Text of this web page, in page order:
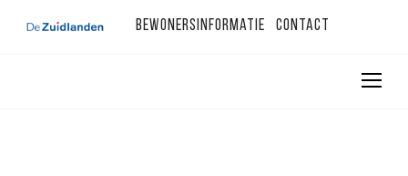
Bewonersinformatie Contact